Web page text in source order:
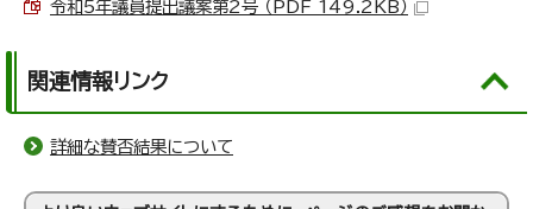
令和5年議員提出議案第2号 （PDF 149.2KB）
関連情報リンク
詳細な賛否結果について